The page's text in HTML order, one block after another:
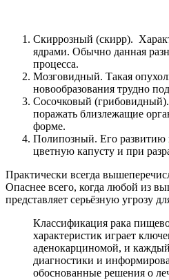
Скиррозный (скирр).
ядрами. Обычно данная
процесса.
Мозговидный. Такая
новообразования трудно
Сосочковый (грибовидный).
поражать близлежащие
форме.
Полипозный. Его развитию
цветную капусту и при
Практически всегда
Опаснее всего, когда любой из
представляет серьёзную угрозу
Классификация рака
характеристик играет
аденокарциномой, и
диагностики и
обоснованные решения о